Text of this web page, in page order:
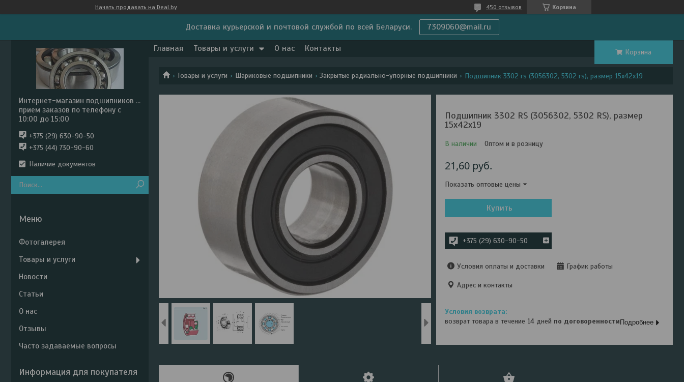
Начать продавать на Deal.by Корзина
450 отзывов
Доставка курьерской и почтовой службой по всей Беларуси. 7309060@mail.ru
Главная Товары и услуги О нас Контакты Корзина
Товары и услуги Шариковые подшипники Закрытые радиально-упорные подшипники Подшипник 3302 rs (3056302, 5302 rs), размер 15х42х19
Подшипник 3302 RS (3056302, 5302 RS), размер
15х42х19
В наличии Оптом и в розницу
21,60 руб.
Показать оптовые цены
Купить
+375 (29) 630-90-50
Условия оплаты и доставки График работы
Адрес и контакты
возврат товара в течение 14 дней по договоренности Подробнее
Интернет-магазин подшипников ...
прием заказов по телефону с
10:00 до 15:00
+375 (29) 630-90-50
+375 (44) 730-90-60
Наличие документов
Фотогалерея
Товары и услуги
Новости
Статьи
О нас
Отзывы
Часто задаваемые вопросы
Информация для покупателя